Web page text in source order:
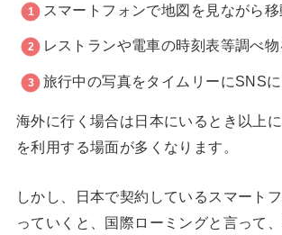
スマートフォンで地図を見ながら移
レストランや電車の時刻表等調べ物
旅行中の写真をタイムリーにSNS
海外に行く場合は日本にいるとき以上
を利用する場面が多くなります。
しかし、日本で契約しているスマート
っていくと、国際ローミングと言って